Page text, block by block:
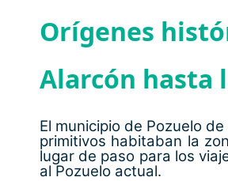
Orígenes
Alarcón hasta
El municipio de Pozuelo
primitivos habitaban la
lugar de paso para los
al Pozuelo actual.